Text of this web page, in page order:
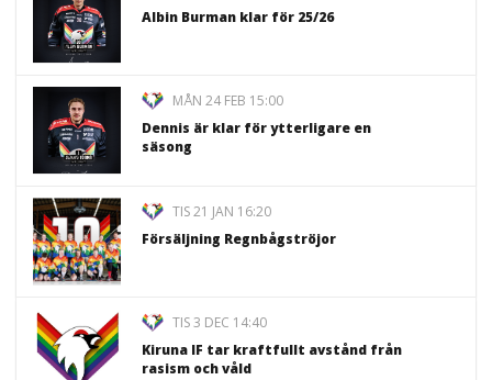
Albin Burman klar för 25/26
MÅN 24 FEB 15:00
Dennis är klar för ytterligare en
säsong
TIS 21 JAN 16:20
Försäljning Regnbågströjor
TIS 3 DEC 14:40
Kiruna IF tar kraftfullt avstånd från
rasism och våld